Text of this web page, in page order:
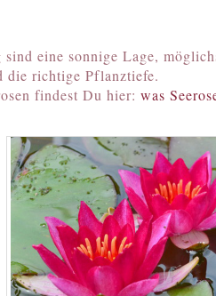
eine sonnige Lage,
die richtige Pflanztiefe.
findest Du hier: was